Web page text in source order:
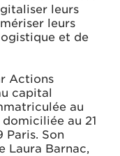
leurs
leurs
et de
Actions
capital
au
au 21
Paris. Son
Laura Barnac,